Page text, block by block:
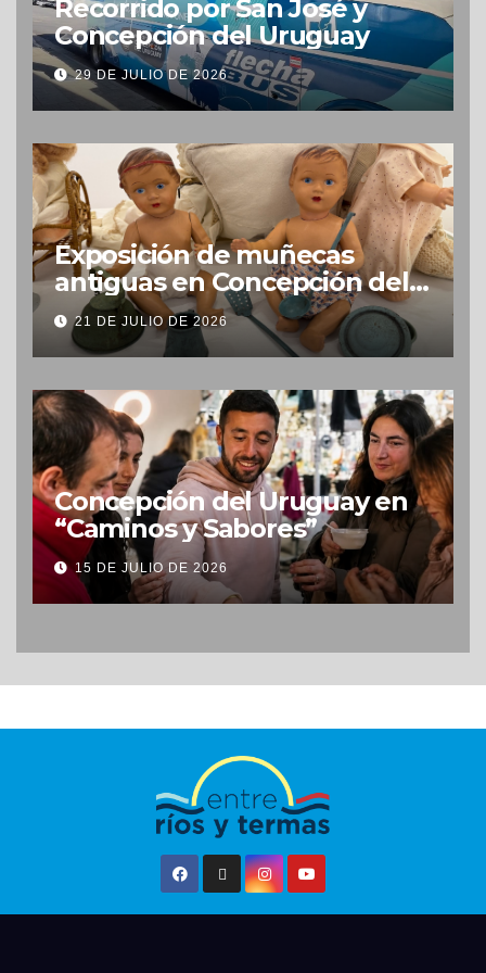
Recorrido por San José y
Concepción del Uruguay
29 DE JULIO DE 2026
Exposición de muñecas
antiguas en Concepción del
Uruguay
21 DE JULIO DE 2026
Concepción del Uruguay en
“Caminos y Sabores”
15 DE JULIO DE 2026